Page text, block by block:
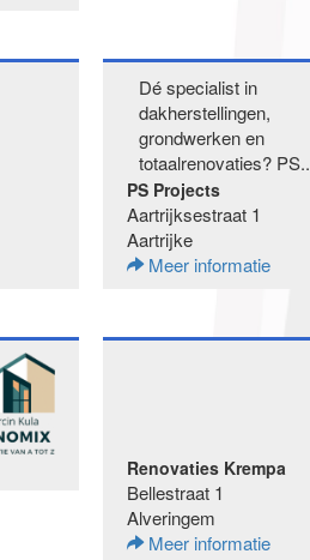
Dé specialist in
dakherstellingen,
grondwerken en
totaalrenovaties?
PS Projects
Aartrijksestraat 1
Aartrijke
Meer informatie
Renovaties Krempa
Bellestraat 1
Alveringem
Meer informatie